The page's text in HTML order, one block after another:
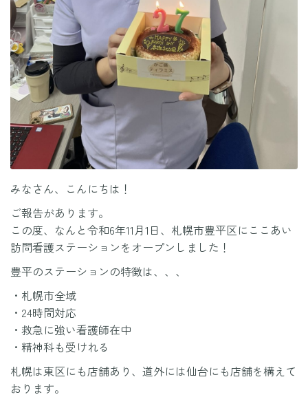
みなさん、こんにちは！
ご報告があります。
この度、なんと令和6年11月1日、札幌市豊平区にここあい
訪問看護ステーションをオープンしました！
豊平のステーションの特徴は、、、
・札幌市全域
・24時間対応
・救急に強い看護師在中
・精神科も受けれる
札幌は東区にも店舗あり、道外には仙台にも店舗を構えて
おります。